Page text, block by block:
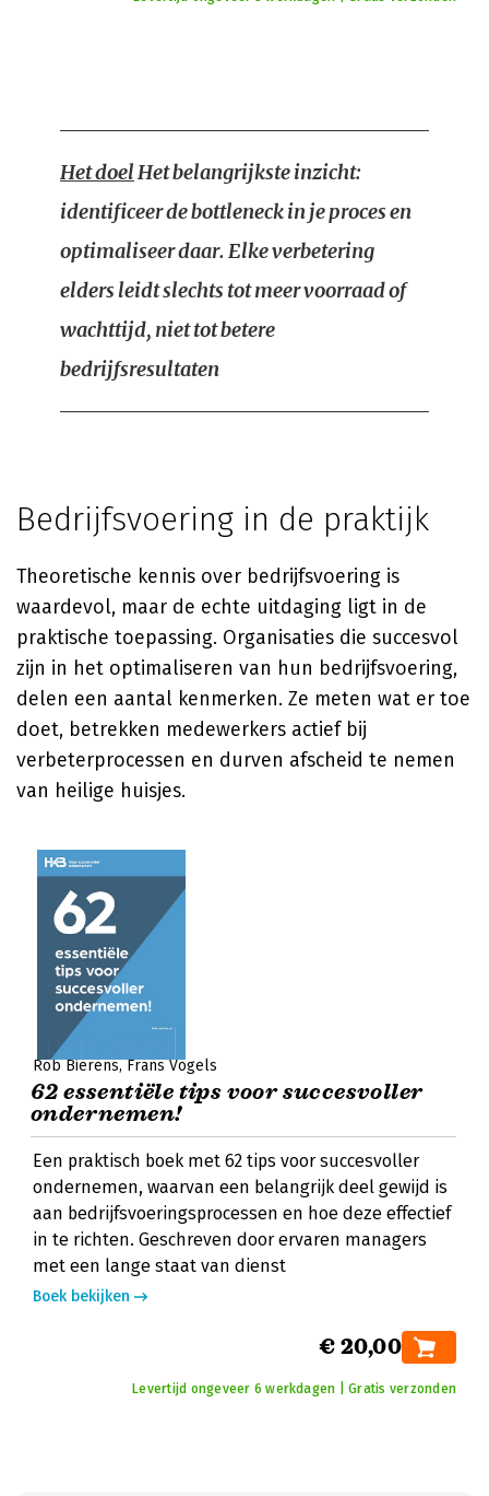
Het doelHet belangrijkste inzicht:
identificeer de bottleneck in je proces en
optimaliseer daar. Elke verbetering
elders leidt slechts tot meer voorraad of
wachttijd, niet tot betere
bedrijfsresultaten
Bedrijfsvoering in de praktijk
Theoretische kennis over bedrijfsvoering is
waardevol, maar de echte uitdaging ligt in de
praktische toepassing. Organisaties die succesvol
zijn in het optimaliseren van hun bedrijfsvoering,
delen een aantal kenmerken. Ze meten wat er toe
doet, betrekken medewerkers actief bij
verbeterprocessen en durven afscheid te nemen
van heilige huisjes.
Rob Bierens Frans Vogels
62 essentiële tips voor succesvoller
ondernemen!
Een praktisch boek met 62 tips voor succesvoller
ondernemen, waarvan een belangrijk deel gewijd is
aan bedrijfsvoeringsprocessen en hoe deze effectief
in te richten. Geschreven door ervaren managers
met een lange staat van dienst
Boek bekijken
€ 20,00
Levertijd ongeveer 6 werkdagen | Gratis verzonden